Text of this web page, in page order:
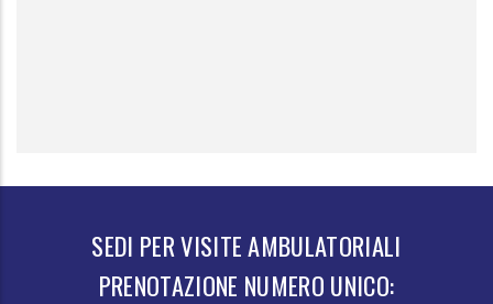
SEDI PER VISITE AMBULATORIALI
PRENOTAZIONE NUMERO UNICO: